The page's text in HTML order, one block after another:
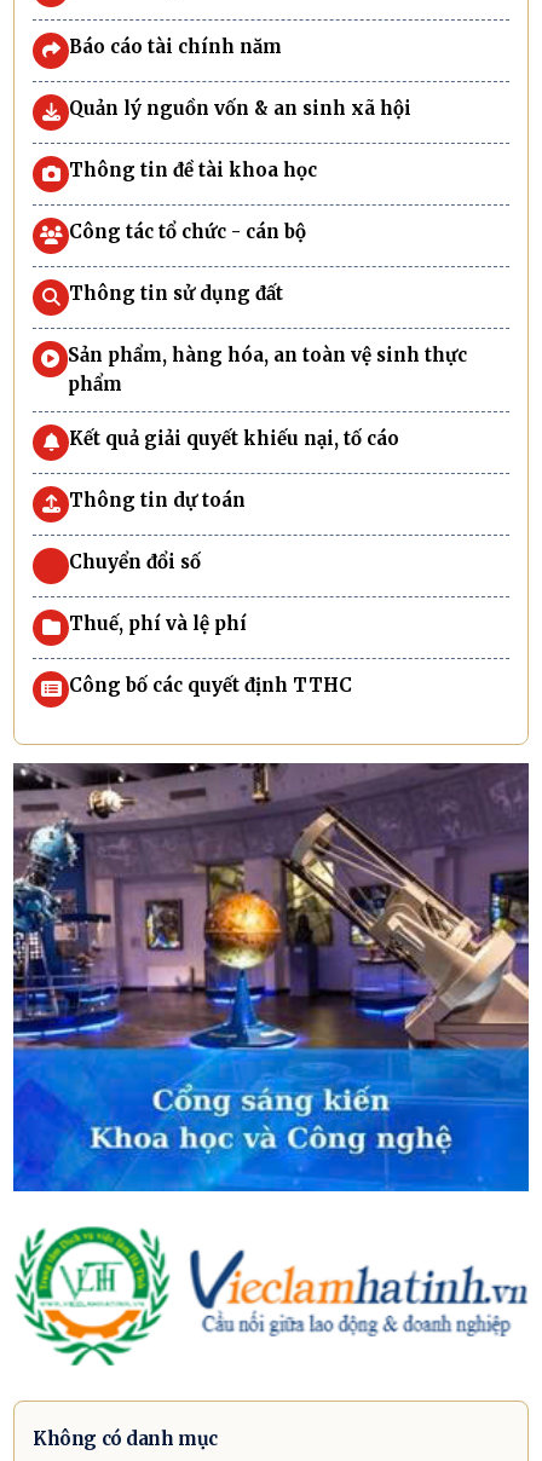
Báo cáo tài chính năm
Quản lý nguồn vốn & an sinh xã hội
Thông tin đề tài khoa học
Công tác tổ chức - cán bộ
Thông tin sử dụng đất
Sản phẩm, hàng hóa, an toàn vệ sinh thực
phẩm
Kết quả giải quyết khiếu nại, tố cáo
Thông tin dự toán
Chuyển đổi số
Thuế, phí và lệ phí
Công bố các quyết định TTHC
Không có danh mục